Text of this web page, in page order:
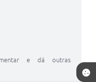
e dá outras